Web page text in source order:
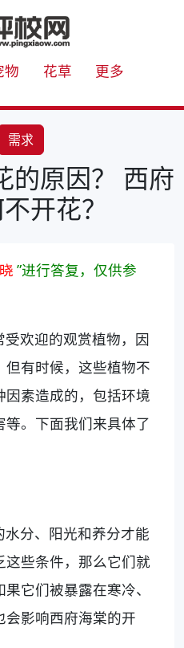
物 花草 更多
需求
的原因？ 西府
开花？
”进行答复，仅供参
欢迎的观赏植物，因
有时候，这些植物不
素造成的，包括环境
。下面我们来具体了
分、阳光和养分才能
些条件，那么它们就
它们被暴露在寒冷、
会影响西府海棠的开